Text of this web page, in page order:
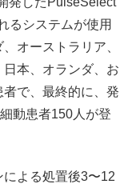
るシステムが使用
オーストラリア、
本、オランダ、お
で、最終的に、発
動患者150人が登
よる処置後3〜12